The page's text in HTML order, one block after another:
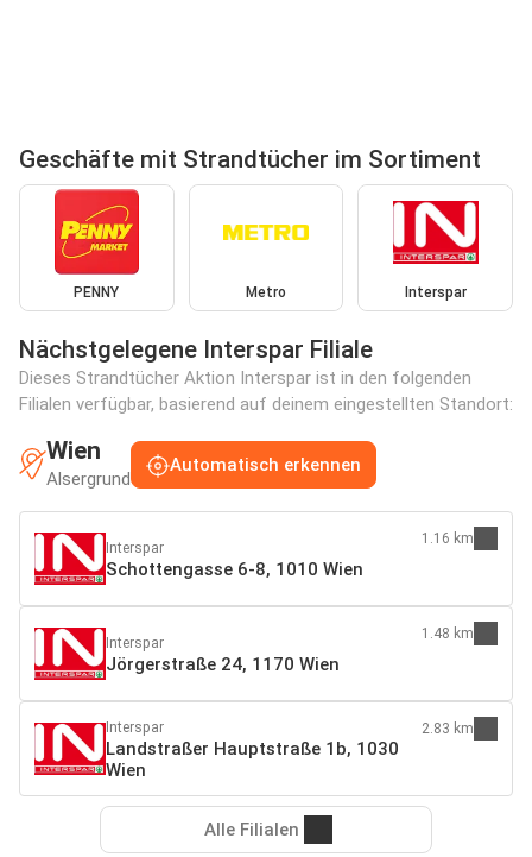
Geschäfte mit Strandtücher im Sortiment
PENNY Metro Interspar
Nächstgelegene Interspar Filiale
Dieses Strandtücher Aktion Interspar ist in den folgenden
Filialen verfügbar, basierend auf deinem eingestellten Standort:
Wien
Alsergrund
Automatisch erkennen
Interspar
Schottengasse 6-8, 1010 Wien
1.16 km
Interspar
Jörgerstraße 24, 1170 Wien
1.48 km
Interspar
Landstraßer Hauptstraße 1b, 1030
Wien
2.83 km
Alle Filialen